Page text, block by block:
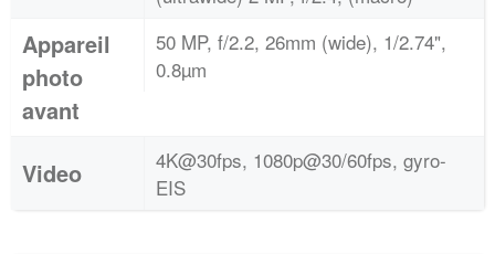
Appareil
photo
avant
50 MP, f/2.2, 26mm (wide), 1/2.74",
0.8µm
Video
4K@30fps, 1080p@30/60fps, gyro-
EIS